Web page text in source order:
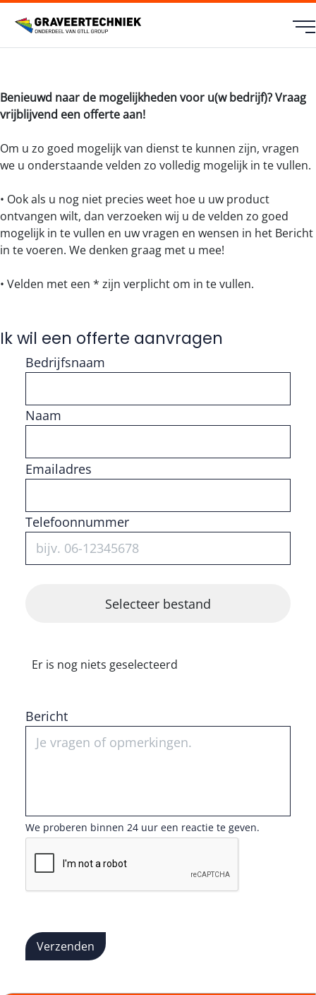
Benieuwd naar de mogelijkheden voor u(w bedrijf)? Vraag
vrijblijvend een offerte aan!
Om u zo goed mogelijk van dienst te kunnen zijn, vragen
we u onderstaande velden zo volledig mogelijk in te vullen.
• Ook als u nog niet precies weet hoe u uw product
ontvangen wilt, dan verzoeken wij u de velden zo goed
mogelijk in te vullen en uw vragen en wensen in het Bericht
in te voeren. We denken graag met u mee!
• Velden met een * zijn verplicht om in te vullen.
Ik wil een offerte aanvragen
Bedrijfsnaam
Naam
Vul getal in
Emailadres
Telefoonnummer
Er is nog niets geselecteerd
Bericht
We proberen binnen 24 uur een reactie te geven.
Verzenden